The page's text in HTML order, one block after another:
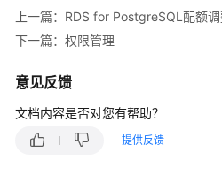
皮
书
参
考
SDK
上一篇：RDS for PostgreSQL配额
下一篇：权限管理
意见反馈
文档内容是否对您有帮助？
提供反馈